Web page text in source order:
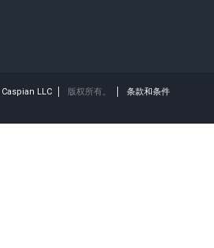
Caspian LLC 版权所有。 条款和条件